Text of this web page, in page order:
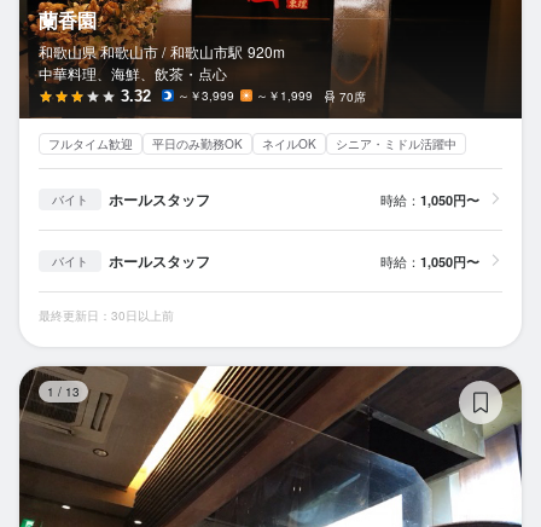
蘭香園
和歌山県 和歌山市 / 和歌山市駅 920m
中華料理、海鮮、飲茶・点心
3.32 ～￥3,999 ～￥1,999 70席
フルタイム歓迎 平日のみ勤務OK ネイルOK シニア・ミドル活躍中
バイト ホールスタッフ 時給： 1,050円〜
バイト ホールスタッフ 時給： 1,050円〜
最終更新日：30日以上前
1 / 13